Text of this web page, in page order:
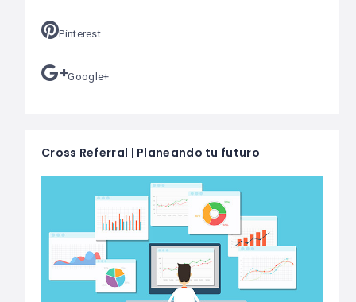
Pinterest
Google+
Cross Referral | Planeando tu futuro